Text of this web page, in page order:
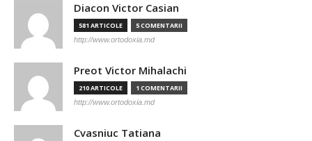
Diacon Victor Casian
581 ARTICOLE 5 COMENTARII
http://www.ortodoxia.md
Preot Victor Mihalachi
210 ARTICOLE 1 COMENTARII
http://www.ortodoxia.md
Cvasniuc Tatiana